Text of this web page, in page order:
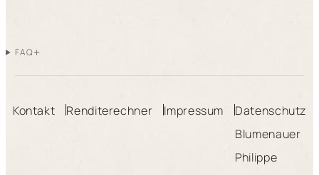
FAQ+
Kontakt Renditerechner Impressum
Datenschutz
Blumenauer
Philippe